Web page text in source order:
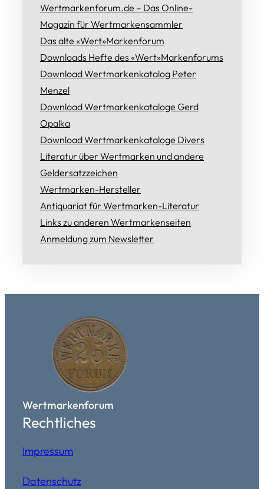
Wertmarkenforum.de – Das Online-
Magazin für Wertmarkensammler
Das alte «Wert»Markenforum
Downloads Hefte des «Wert»Markenforums
Download Wertmarkenkatalog Peter
Menzel
Download Wertmarkenkataloge Gerd
Opalka
Download Wertmarkenkataloge Divers
Literatur über Wertmarken und andere
Geldersatzzeichen
Wertmarken-Hersteller
Antiquariat für Wertmarken-Literatur
Links zu anderen Wertmarkenseiten
Anmeldung zum Newsletter
Wertmarkenforum
Rechtliches
Impressum
Datenschutz